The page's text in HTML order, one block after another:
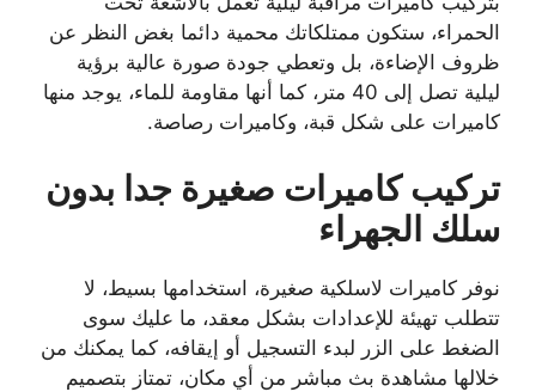
الحمراء، ستكون ممتلكاتك محمية دائما بغض النظر عن
ظروف الإضاءة، بل وتعطي جودة صورة عالية برؤية
ليلية تصل إلى 40 متر، كما أنها مقاومة للماء، يوجد منها
كاميرات على شكل قبة، وكاميرات رصاصة.
تركيب كاميرات صغيرة جدا بدون
سلك الجهراء
نوفر كاميرات لاسلكية صغيرة، استخدامها بسيط، لا
تتطلب تهيئة للإعدادات بشكل معقد، ما عليك سوى
الضغط على الزر لبدء التسجيل أو إيقافه، كما يمكنك من
خلالها مشاهدة بث مباشر من أي مكان، تمتاز بتصميم